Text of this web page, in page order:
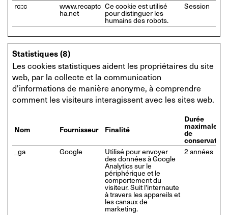
rc::c www.recaptc
ha.net
Ce cookie est utilisé
pour distinguer les
humains des robots.
Session
Statistiques (8)
Les cookies statistiques aident les propriétaires du site
web, par la collecte et la communication
d'informations de manière anonyme, à comprendre
comment les visiteurs interagissent avec les sites web.
Nom Fournisseur Finalité
Durée
maximale
de
conservation
_ga Google Utilisé pour envoyer
des données à Google
Analytics sur le
périphérique et le
comportement du
visiteur. Suit l'internaute
à travers les appareils et
les canaux de
marketing.
2 années